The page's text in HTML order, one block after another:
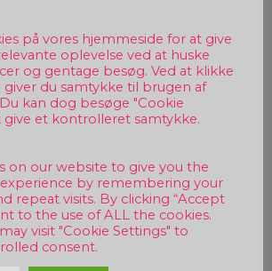
på vores hjemmeside for at give
oplevelse ved at huske
og gentage besøg. Ved at klikke
giver du samtykke til brugen af
kan dog besøge "Cookie
give et kontrolleret samtykke.
on our website to give you the
by remembering your
repeat visits. By clicking “Accept
to the use of ALL the cookies.
visit "Cookie Settings" to
consent.